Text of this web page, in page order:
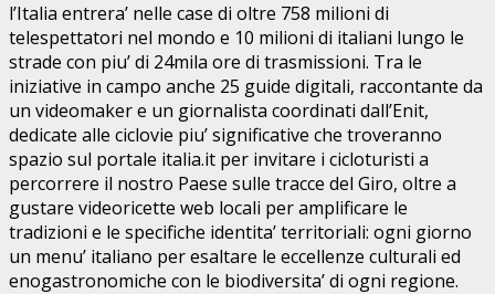
l’Italia entrera’ nelle case di oltre 758 milioni di
telespettatori nel mondo e 10 milioni di italiani lungo le
strade con piu’ di 24mila ore di trasmissioni. Tra le
iniziative in campo anche 25 guide digitali, raccontante da
un videomaker e un giornalista coordinati dall’Enit,
dedicate alle ciclovie piu’ significative che troveranno
spazio sul portale italia.it per invitare i cicloturisti a
percorrere il nostro Paese sulle tracce del Giro, oltre a
gustare videoricette web locali per amplificare le
tradizioni e le specifiche identita’ territoriali: ogni giorno
un menu’ italiano per esaltare le eccellenze culturali ed
enogastronomiche con le biodiversita’ di ogni regione.